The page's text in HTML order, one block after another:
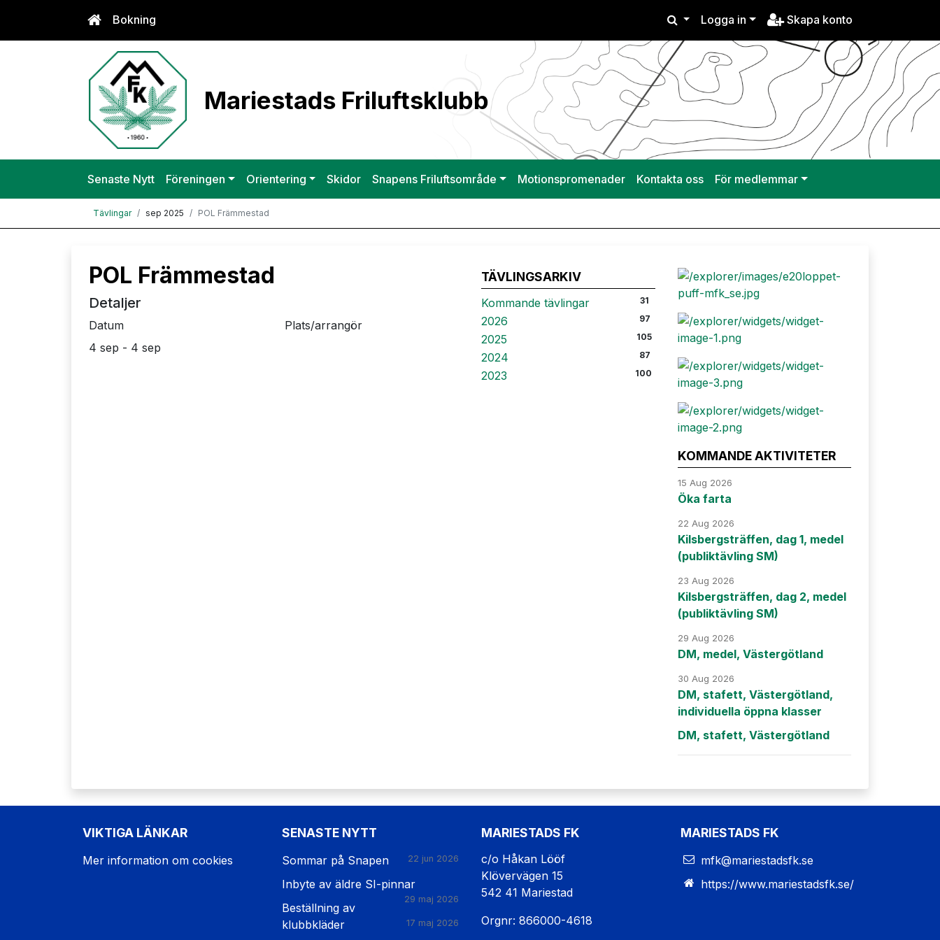
Bokning Logga in Skapa konto
Mariestads Friluftsklubb
Senaste Nytt Föreningen Orientering Skidor Snapens Friluftsområde Motionspromenader Kontakta oss För medlemmar
Tävlingar sep 2025 POL Främmestad
TÄVLINGSARKIV
Kommande tävlingar 31
2026 97
2025 105
2024 87
2023 100
POL Främmestad
Detaljer
Datum
4 sep - 4 sep
Plats/arrangör
KOMMANDE AKTIVITETER
15 Aug 2026
Öka farta
22 Aug 2026
Kilsbergsträffen, dag 1, medel
(publiktävling SM)
23 Aug 2026
Kilsbergsträffen, dag 2, medel
(publiktävling SM)
29 Aug 2026
DM, medel, Västergötland
30 Aug 2026
DM, stafett, Västergötland,
individuella öppna klasser
DM, stafett, Västergötland
VIKTIGA LÄNKAR
Mer information om cookies
SENASTE NYTT
Sommar på Snapen 22 jun 2026
Inbyte av äldre SI-pinnar
29 maj 2026
Beställning av
klubbkläder
17 maj 2026
MARIESTADS FK
c/o Håkan Lööf
Klövervägen 15
542 41 Mariestad
Orgnr: 866000-4618
MARIESTADS FK
mfk@mariestadsfk.se
https://www.mariestadsfk.se/